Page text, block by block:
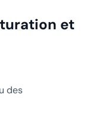
et
des